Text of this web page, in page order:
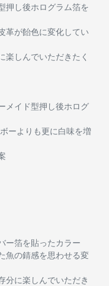
押し後ホログラム箔を
革が飴色に変化してい
楽しんでいただきたく
メイド型押し後ホログ
ーよりも更に白味を増
ー箔を貼ったカラー
魚の錆感を思わせる変
分に楽しんでいただき